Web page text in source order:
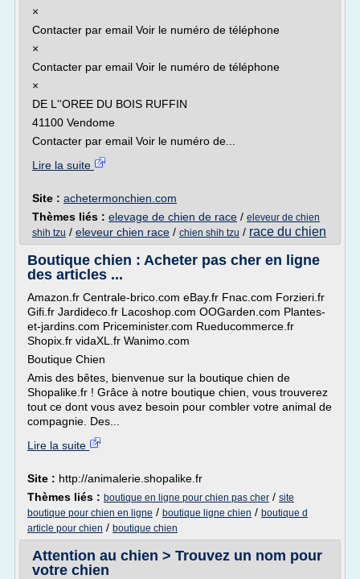
×
Contacter par email Voir le numéro de téléphone
×
Contacter par email Voir le numéro de téléphone
×
DE L''OREE DU BOIS RUFFIN
41100 Vendome
Contacter par email Voir le numéro de...
Lire la suite
Site : achetermonchien.com
Thèmes liés : elevage de chien de race / eleveur de chien
shih tzu / eleveur chien race / chien shih tzu / race du chien
Boutique chien : Acheter pas cher en ligne
des articles ...
Amazon.fr Centrale-brico.com eBay.fr Fnac.com Forzieri.fr
Gifi.fr Jardideco.fr Lacoshop.com OOGarden.com Plantes-
et-jardins.com Priceminister.com Rueducommerce.fr
Shopix.fr vidaXL.fr Wanimo.com
Boutique Chien
Amis des bêtes, bienvenue sur la boutique chien de
Shopalike.fr ! Grâce à notre boutique chien, vous trouverez
tout ce dont vous avez besoin pour combler votre animal de
compagnie. Des...
Lire la suite
Site : http://animalerie.shopalike.fr
Thèmes liés : boutique en ligne pour chien pas cher / site
boutique pour chien en ligne / boutique ligne chien / boutique d
article pour chien / boutique chien
Attention au chien > Trouvez un nom pour
votre chien